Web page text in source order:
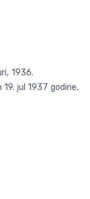
1936.
jul 1937 godine,